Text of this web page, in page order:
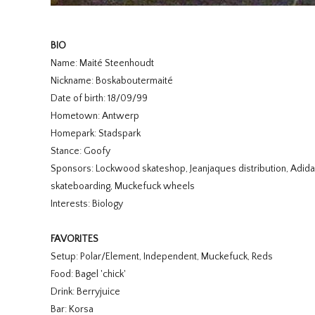
BIO
Name: Maité Steenhoudt
Nickname: Boskaboutermaité
Date of birth: 18/09/99
Hometown: Antwerp
Homepark: Stadspark
Stance: Goofy
Sponsors: Lockwood skateshop, Jeanjaques distribution,
skateboarding, Muckefuck wheels
Interests: Biology
FAVORITES
Setup: Polar/Element, Independent, Muckefuck, Reds
Food: Bagel 'chick'
Drink: Berryjuice
Bar: Korsa